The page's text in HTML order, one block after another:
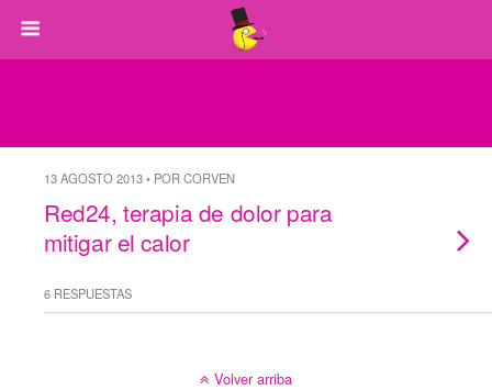
13 AGOSTO 2013 • POR CORVEN
Red24, terapia de dolor para
mitigar el calor
6 RESPUESTAS
Volver arriba